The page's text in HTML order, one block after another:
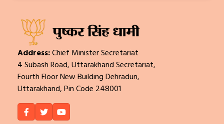
Address:Chief Minister Secretariat
4 Subash Road, Uttarakhand Secretariat,
Fourth Floor New Building Dehradun,
Uttarakhand, Pin Code 248001